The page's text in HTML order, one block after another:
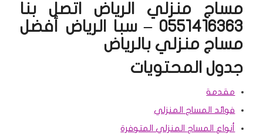
مساج منزلي الرياض اتصل بنا
0551416363 – سبا الرياض أفضل
مساج منزلي بالرياض
جدول المحتويات
مقدمة
فوائد المساج المنزلي
أنواع المساج المنزلي المتوفرة